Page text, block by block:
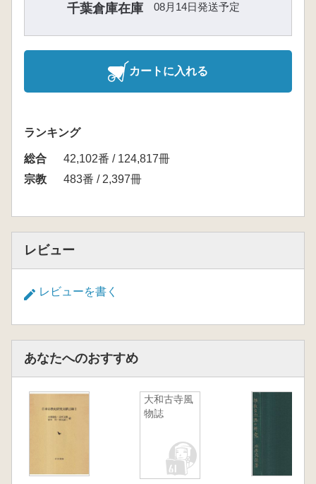
千葉倉庫在庫 08月14日発送予定
カートに入れる
ランキング
総合
42,102番 / 124,817冊
宗教
483番 / 2,397冊
レビュー
レビューを書く
あなたへのおすすめ
大和古寺風
物誌